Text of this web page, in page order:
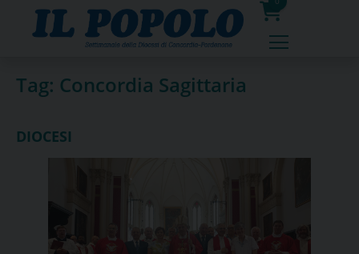
0
prodotti
Tag: Concordia Sagittaria
DIOCESI